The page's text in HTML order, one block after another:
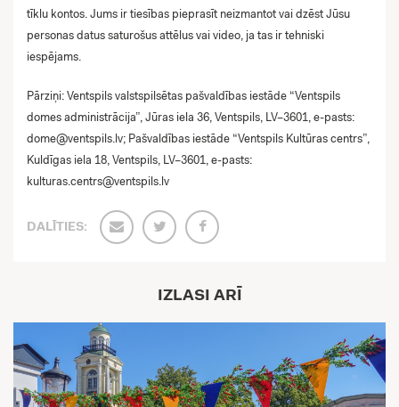
tīklu kontos. Jums ir tiesības pieprasīt neizmantot vai dzēst Jūsu
personas datus saturošus attēlus vai video, ja tas ir tehniski
iespējams.
Pārziņi: Ventspils valstspilsētas pašvaldības iestāde “Ventspils
domes administrācija”, Jūras iela 36, Ventspils, LV–3601, e-pasts:
dome@ventspils.lv; Pašvaldības iestāde “Ventspils Kultūras centrs”,
Kuldīgas iela 18, Ventspils, LV–3601, e-pasts:
kulturas.centrs@ventspils.lv
DALĪTIES:
IZLASI ARĪ